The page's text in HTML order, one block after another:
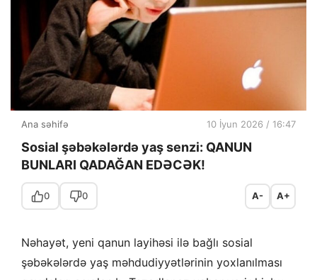
Ana səhifə 10 İyun 2026 / 16:47
Sosial şəbəkələrdə yaş senzi: QANUN
BUNLARI QADAĞAN EDƏCƏK!
0 0 A- A+
Nəhayət, yeni qanun layihəsi ilə bağlı sosial
şəbəkələrdə yaş məhdudiyyətlərinin yoxlanılması